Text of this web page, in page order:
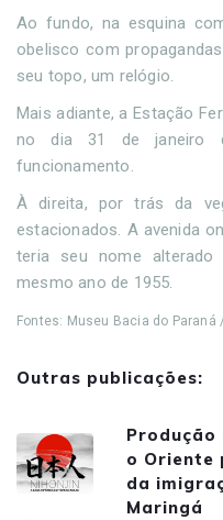
Ao fundo, na esquina
obelisco com
seu topo, um relógio.
Mais adiante, a Estação
no dia 31 de janeiro
funcionamento.
À direita, por trás da
estacionados. A avenida
teria seu nome alterado
mesmo ano de 1955.
Fontes: Museu Bacia do
Outras publicações:
o Oriente
da
Maringá